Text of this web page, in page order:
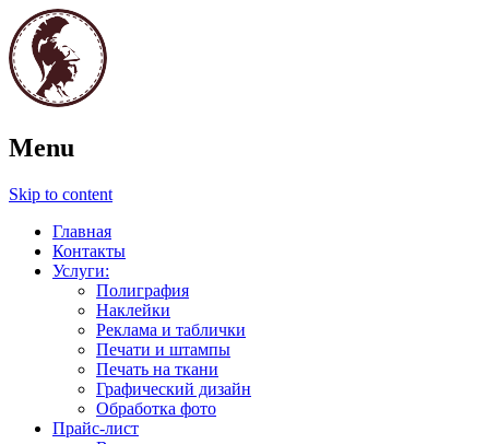
Паллада
Полиграфия. Печати и штампы.
Menu
Skip to content
Главная
Контакты
Услуги:
Полиграфия
Наклейки
Реклама и таблички
Печати и штампы
Печать на ткани
Графический дизайн
Обработка фото
Прайс-лист